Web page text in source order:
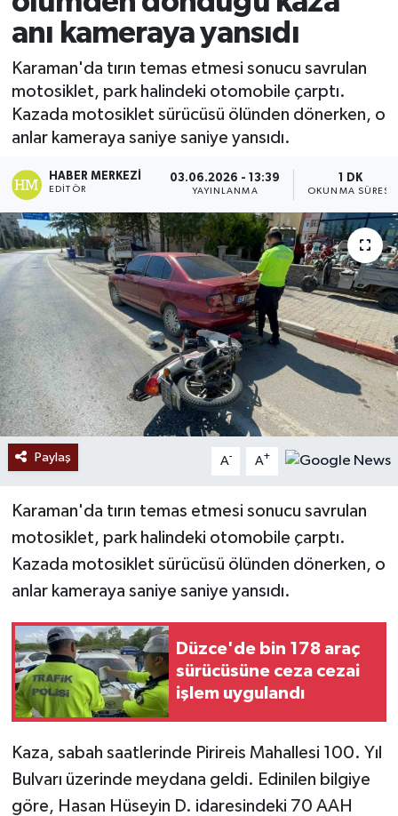
anı kameraya yansıdı
Karaman'da tırın temas etmesi sonucu savrulan
motosiklet, park halindeki otomobile çarptı.
Kazada motosiklet sürücüsü ölünden dönerken, o
anlar kameraya saniye saniye yansıdı.
HABER MERKEZI
EDITÖR
03.06.2026 - 13:39
YAYINLANMA
1 DK
OKUNMA SÜRESI
Paylaş A- A+
Karaman'da tırın temas etmesi sonucu savrulan
motosiklet, park halindeki otomobile çarptı.
Kazada motosiklet sürücüsü ölünden dönerken, o
anlar kameraya saniye saniye yansıdı.
Düzce'de bin 178 araç
sürücüsüne ceza cezai
işlem uygulandı
Kaza, sabah saatlerinde Pirireis Mahallesi 100. Yıl
Bulvarı üzerinde meydana geldi. Edinilen bilgiye
göre, Hasan Hüseyin D. idaresindeki 70 AAH
Ekonomi
Sağlık
Tokat Haber